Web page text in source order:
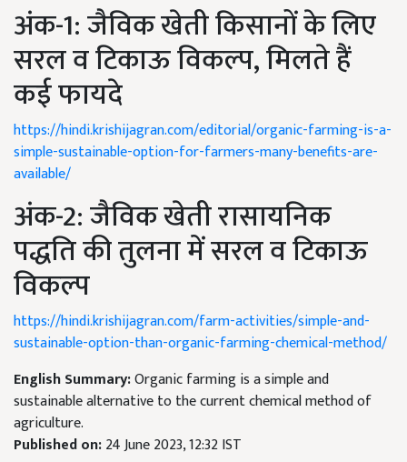
अंक-1: जैविक खेती किसानों के लिए
सरल व टिकाऊ विकल्प, मिलते हैं
कई फायदे
https://hindi.krishijagran.com/editorial/organic-farming-is-a-
simple-sustainable-option-for-farmers-many-benefits-are-
available/
अंक-2: जैविक खेती रासायनिक
पद्धति की तुलना में सरल व टिकाऊ
विकल्प
https://hindi.krishijagran.com/farm-activities/simple-and-
sustainable-option-than-organic-farming-chemical-method/
English Summary:Organic farming is a simple and
sustainable alternative to the current chemical method of
agriculture.
Published on:24 June 2023, 12:32 IST